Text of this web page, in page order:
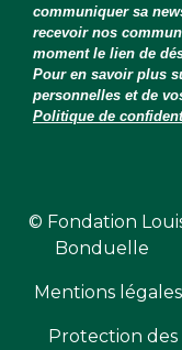
communiquer sa
recevoir nos
moment le lien de
Pour en savoir plus
personnelles et de
Politique de
© Fondation
Bonduelle
Mentions légales
Protection des